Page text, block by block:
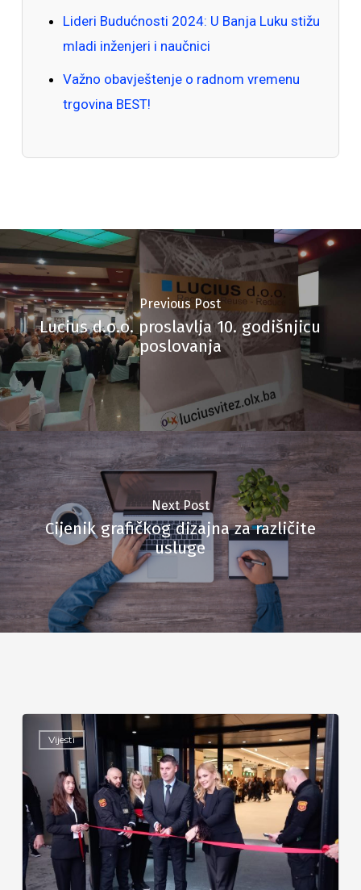
Lideri Budućnosti 2024: U Banja Luku stižu
mladi inženjeri i naučnici
Važno obavještenje o radnom vremenu
trgovina BEST!
Previous Post
Lucius d.o.o. proslavlja 10. godišnjicu
poslovanja
Next Post
Cijenik grafičkog dizajna za različite
usluge
Vijesti